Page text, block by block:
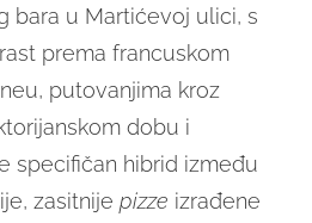
bara u Martićevoj ulici, s
prema francuskom
putovanjima kroz
dobu i
specifičan hibrid između
zasitnije pizze izrađene